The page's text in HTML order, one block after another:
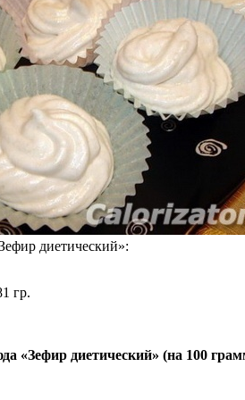
диетический»:
гр.
«Зефир диетический» (на 100